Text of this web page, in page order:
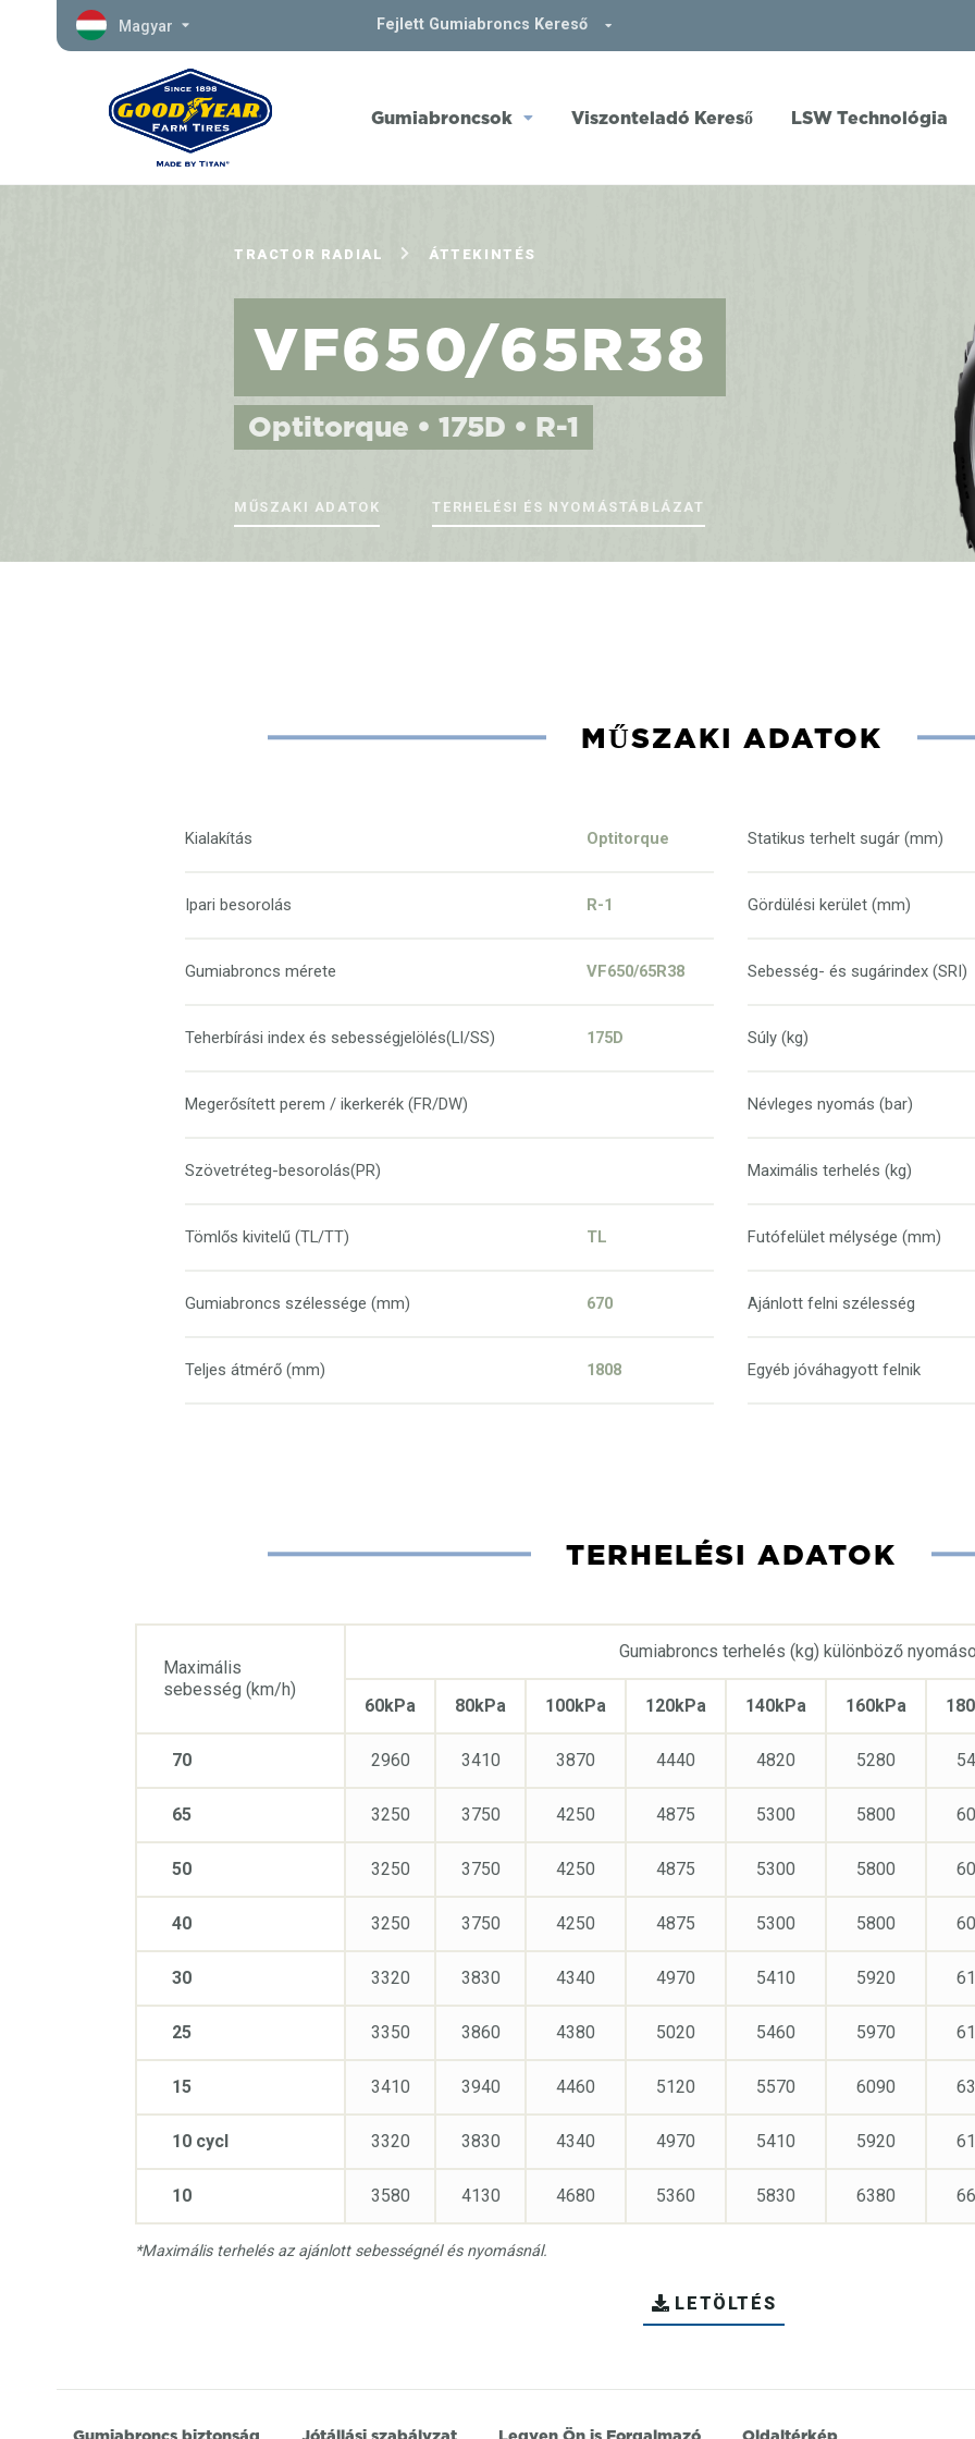
Magyar Fejlett Gumiabroncs Kereső
Gumiabroncsok Viszonteladó Kereső LSW Technológia
TRACTOR RADIAL ÁTTEKINTÉS
VF650/65R38
Optitorque • 175D • R-1
MŰSZAKI ADATOK TERHELÉSI ÉS NYOMÁSTÁBLÁZAT
MŰSZAKI ADATOK
Kialakítás Optitorque
Ipari besorolás R-1
Gumiabroncs mérete VF650/65R38
Teherbírási index és sebességjelölés(LI/SS) 175D
Megerősített perem / ikerkerék (FR/DW)
Szövetréteg-besorolás(PR)
Tömlős kivitelű (TL/TT) TL
Gumiabroncs szélessége (mm) 670
Teljes átmérő (mm) 1808
Statikus terhelt sugár (mm)
Gördülési kerület (mm)
Sebesség- és sugárindex (SRI)
Súly (kg)
Névleges nyomás (bar)
Maximális terhelés (kg)
Futófelület mélysége (mm)
Ajánlott felni szélesség
Egyéb jóváhagyott felnik
TERHELÉSI ADATOK
Maximális
sebesség (km/h)
70
65
50
40
30
25
15
10 cycl
10
Gumiabroncs terhelés (kg) különböző
60kPa
2960
3250
3250
3250
3320
3350
3410
3320
3580
80kPa
3410
3750
3750
3750
3830
3860
3940
3830
4130
100kPa
3870
4250
4250
4250
4340
4380
4460
4340
4680
120kPa
4440
4875
4875
4875
4970
5020
5120
4970
5360
140kPa
4820
5300
5300
5300
5410
5460
5570
5410
5830
160kPa
5280
5800
5800
5800
5920
5970
6090
5920
6380
*Maximális terhelés az ajánlott sebességnél és nyomásnál.
LETÖLTÉS